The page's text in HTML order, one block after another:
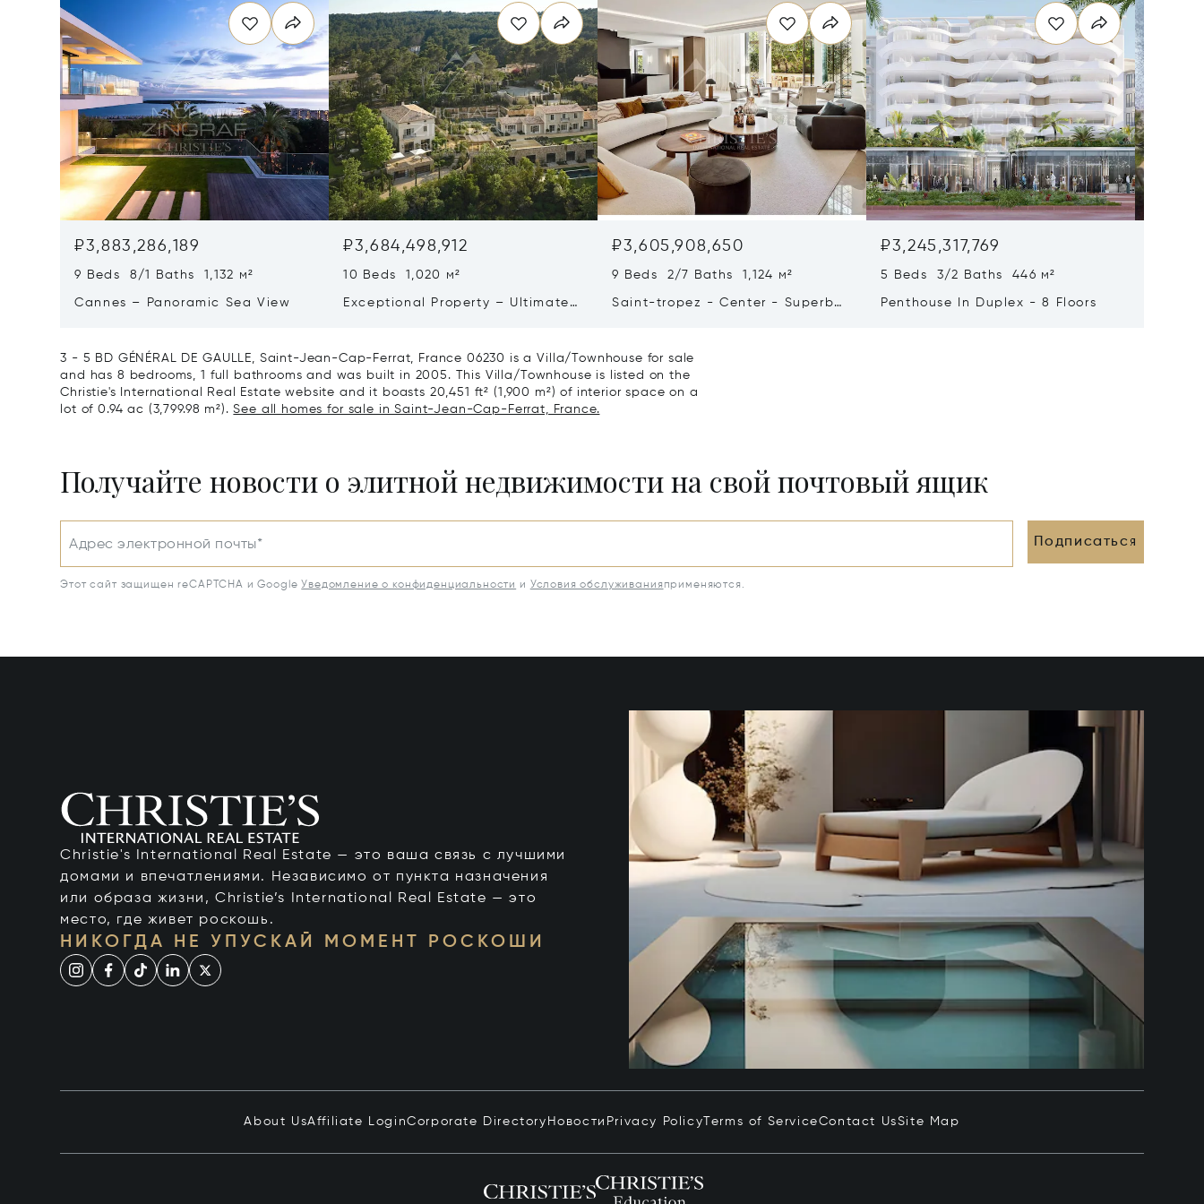
₽3,883,286,189
9 Beds 8/1 Baths 1,132 м²
Cannes – Panoramic Sea View
₽3,684,498,912
10 Beds 1,020 м²
Exceptional Property – Ultimate
₽3,605,908,650
9 Beds 2/7 Baths 1,124 м²
Saint-tropez - Center - Superb
₽3,245,317,769
5 Beds 3/2 Baths 446 м²
Penthouse In Duplex - 8 Floors
3 - 5 BD GÉNÉRAL DE GAULLE, Saint-Jean-Cap-Ferrat, France 06230 is a Villa/Townhouse for sale
and has 8 bedrooms, 1 full bathrooms and was built in 2005. This Villa/Townhouse is listed on the
Christie's International Real Estate website and it boasts 20,451 ft² (1,900 m²) of interior space on a
lot of 0.94 ac (3,799.98 m²).See all homes for sale in Saint-Jean-Cap-Ferrat, France.
Получайте новости о элитной недвижимости на свой почтовый ящик
Адрес электронной почты* Подписаться
Этот сайт защищен reCAPTCHA и Google Уведомление о конфиденциальности и Условия обслуживания применяются.
Christie's International Real Estate — это ваша связь с лучшими
домами и впечатлениями. Независимо от пункта назначения
или образа жизни, Christie’s International Real Estate — это
место, где живет роскошь.
НИКОГДА НЕ УПУСКАЙ МОМЕНТ РОСКОШИ
About UsAffiliate LoginCorporate Directory Новости Privacy PolicyTerms of ServiceContact UsSite Map